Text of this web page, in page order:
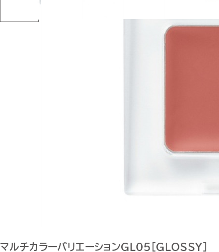
マルチカラーバリエーションGL05[GLOSSY]